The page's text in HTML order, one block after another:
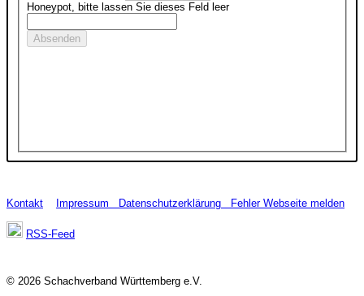
Honeypot, bitte lassen Sie dieses Feld leer
Kontakt Impressum Datenschutzerklärung Fehler Webseite melden
RSS-Feed
© 2026 Schachverband Württemberg e.V.